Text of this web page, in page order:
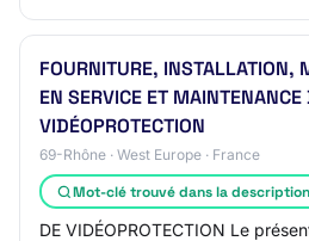
FOURNITURE, INSTALLATION,
EN SERVICE ET
VIDÉOPROTECTION
69-Rhône · West Europe · France
Mot-clé trouvé dans la description
DE VIDÉOPROTECTION Le